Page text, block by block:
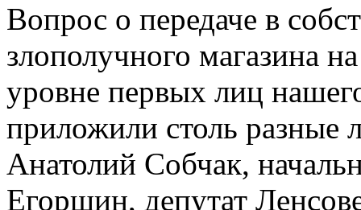
Вопрос о передаче в
злополучного магазина
уровне первых лиц
приложили столь разные
Анатолий Собчак,
Егоршин, депутат